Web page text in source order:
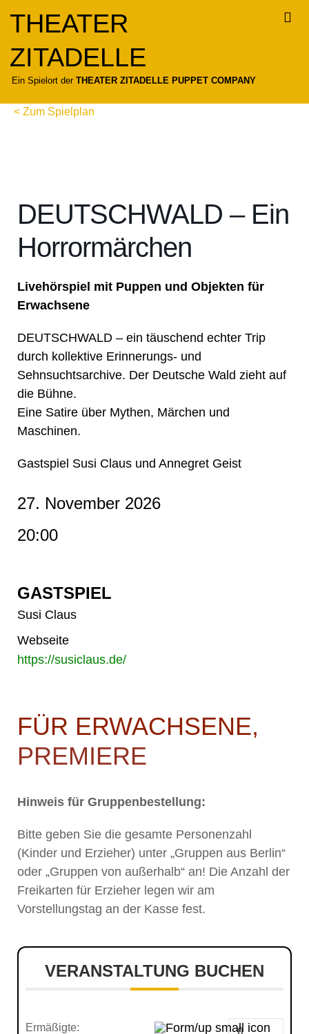
springen
THEATER
ZITADELLE
Ein Spielort derTHEATER ZITADELLE PUPPET COMPANY
< Zum Spielplan
DEUTSCHWALD – Ein
Horrormärchen
Livehörspiel mit Puppen und Objekten für
Erwachsene
DEUTSCHWALD – ein täuschend echter Trip
durch kollektive Erinnerungs- und
Sehnsuchtsarchive. Der Deutsche Wald zieht auf
die Bühne.
Eine Satire über Mythen, Märchen und
Maschinen.
Gastspiel Susi Claus und Annegret Geist
27. November 2026
20:00
GASTSPIEL
Susi Claus
Webseite
https://susiclaus.de/
FÜR ERWACHSENE,
PREMIERE
Hinweis für Gruppenbestellung:
Bitte geben Sie die gesamte Personenzahl
(Kinder und Erzieher) unter „Gruppen aus Berlin“
oder „Gruppen von außerhalb“ an! Die Anzahl der
Freikarten für Erzieher legen wir am
Vorstellungstag an der Kasse fest.
VERANSTALTUNG BUCHEN
Ermäßigte: